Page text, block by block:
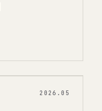
2026.05